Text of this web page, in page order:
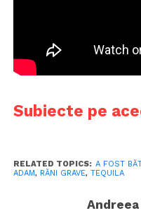
Subiecte pe
RELATED TOPICS: A FOST
ADAM, RĂNI GRAVE, TEQUILA